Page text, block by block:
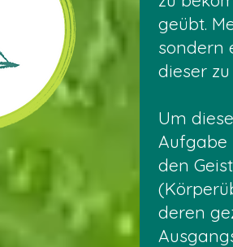
geübt.
sondern
dieser
Um
Aufgabe
den
deren